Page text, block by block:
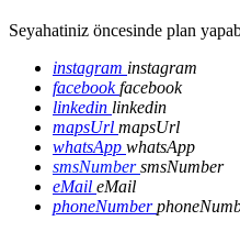
Seyahatiniz öncesinde plan
instagram instagram
facebookfacebook
linkedin linkedin
mapsUrl mapsUrl
whatsApp whatsApp
smsNumbersmsNumber
eMail eMail
phoneNumber